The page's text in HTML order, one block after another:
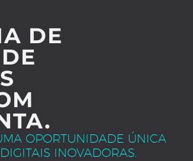
DE
OPORTUNIDADE ÚNICA
INOVADORAS.